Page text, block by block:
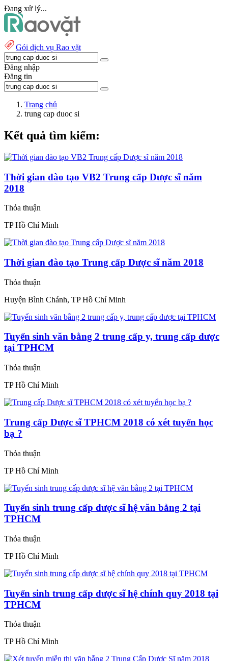
Đang xử lý...
Gói dịch vụ Rao vặt
Đăng nhập
Đăng tin
Trang chủ
trung cap duoc si
Kết quả tìm kiếm:
Thời gian đào tạo VB2 Trung cấp Dược sĩ năm
2018
Thỏa thuận
TP Hồ Chí Minh
Thời gian đào tạo Trung cấp Dược sĩ năm 2018
Thỏa thuận
Huyện Bình Chánh, TP Hồ Chí Minh
Tuyển sinh văn bằng 2 trung cấp y, trung cấp dược
tại TPHCM
Thỏa thuận
TP Hồ Chí Minh
Trung cấp Dược sĩ TPHCM 2018 có xét tuyển học
bạ ?
Thỏa thuận
TP Hồ Chí Minh
Tuyển sinh trung cấp dược sĩ hệ văn bằng 2 tại
TPHCM
Thỏa thuận
TP Hồ Chí Minh
Tuyển sinh trung cấp dược sĩ hệ chính quy 2018 tại
TPHCM
Thỏa thuận
TP Hồ Chí Minh